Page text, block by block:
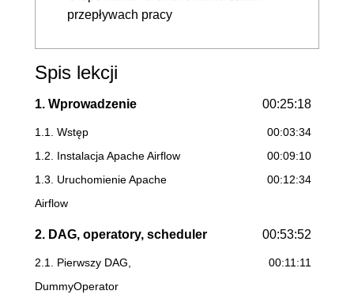
przepływach pracy
Spis lekcji
1. Wprowadzenie 00:25:18
1.1. Wstęp
00:03:34
1.2. Instalacja Apache Airflow
00:09:10
1.3. Uruchomienie Apache
Airflow
00:12:34
2. DAG, operatory, scheduler 00:53:52
2.1. Pierwszy DAG,
DummyOperator
00:11:11